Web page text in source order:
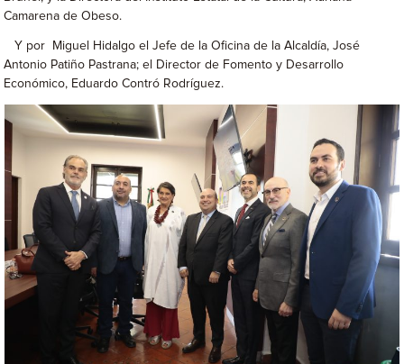
Camarena de Obeso.
Y por Miguel Hidalgo el Jefe de la Oficina de la Alcaldía, José
Antonio Patiño Pastrana; el Director de Fomento y Desarrollo
Económico, Eduardo Contró Rodríguez.